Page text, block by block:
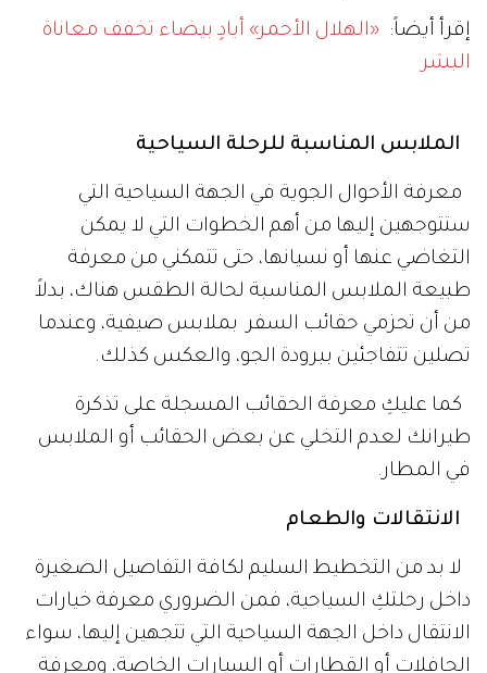
إقرأ أيضاً: «الهلال الأحمر» أيادٍ بيضاء تخفف معاناة
البشر
الملابس المناسبة للرحلة السياحية
معرفة الأحوال الجوية في الجهة السياحية التي
ستتوجهين إليها من أهم الخطوات التي لا يمكن
التغاضي عنها أو نسيانها، حتى تتمكني من معرفة
طبيعة الملابس المناسبة لحالة الطقس هناك، بدلاً
من أن تحزمي حقائب السفر بملابس صيفية، وعندما
تصلين تتفاجئين ببرودة الجو، والعكس كذلك.
كما عليكِ معرفة الحقائب المسجلة على تذكرة
طيرانك لعدم التخلي عن بعض الحقائب أو الملابس
في المطار.
الانتقالات والطعام
لا بد من التخطيط السليم لكافة التفاصيل الصغيرة
داخل رحلتكِ السياحية، فمن الضروري معرفة خيارات
الانتقال داخل الجهة السياحية التي تتجهين إليها، سواء
الحافلات أو القطارات أو السيارات الخاصة، ومعرفة